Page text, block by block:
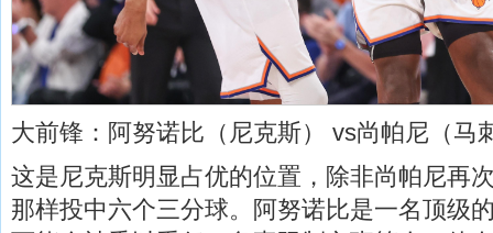
大前锋：阿努诺比（尼克斯） vs尚帕尼（马
这是尼克斯明显占优的位置，除非尚帕尼再
那样投中六个三分球。阿努诺比是一名顶级